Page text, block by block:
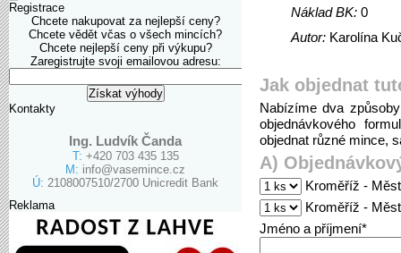
Registrace
Chcete nakupovat za nejlepší ceny?
Chcete vědět včas o všech mincích?
Chcete nejlepší ceny při výkupu?
Zaregistrujte svoji emailovou adresu:
Kontakty
Ing. Ludvík Čanda
T: +420 703 435 135
M: info@vasemince.cz
Ú: 2108007510/2700 Unicredit Bank
Reklama
Náklad BK: 0
Autor: Karolína
Jak objednat
Nabízíme dva
objednávkového
objednat různé mince,
A)
Kroměříž -
Kroměříž -
Jméno a příjmení*